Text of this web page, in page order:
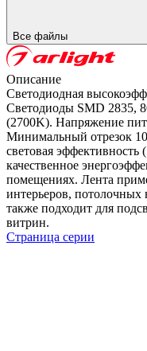
Все файлы
Описание
Светодиодная
Светодиоды SMD 2835,
(2700K). Напряжение
Минимальный отрезок
световая эффективность
качественное
помещениях. Лента
интерьеров,
также подходит для
витрин.
Страница серии